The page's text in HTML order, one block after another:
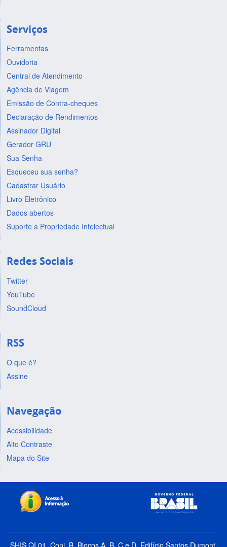
Serviços
Ferramentas
Ouvidoria
Central de Atendimento
Agência de Viagem
Emissão de Contra-cheques
Declaração de Rendimentos
Assinador Digital
Gerador GRU
Sua Senha
Esqueceu sua senha?
Cadastrar Usuário
Livro Eletrônico
Dados abertos
Suporte a Propriedade Intelectual
Redes Sociais
Twitter
YouTube
SoundCloud
RSS
O que é?
Assine
Navegação
Acessibilidade
Alto Contraste
Mapa do Site